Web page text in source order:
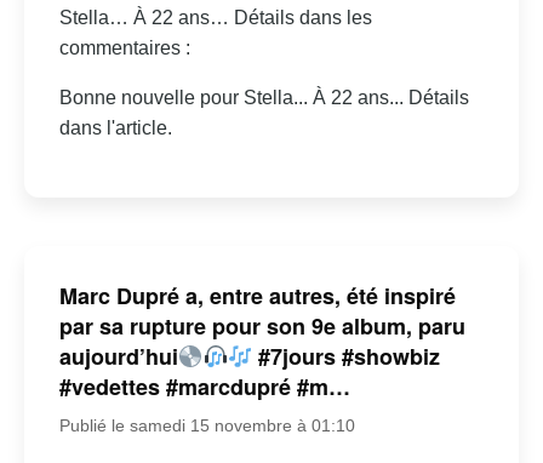
Stella… À 22 ans… Détails dans les
commentaires :
Bonne nouvelle pour Stella... À 22 ans... Détails
dans l'article.
Marc Dupré a, entre autres, été inspiré
par sa rupture pour son 9e album, paru
aujourd’hui
#7jours #showbiz
#vedettes #marcdupré #m…
Publié le samedi 15 novembre à 01:10